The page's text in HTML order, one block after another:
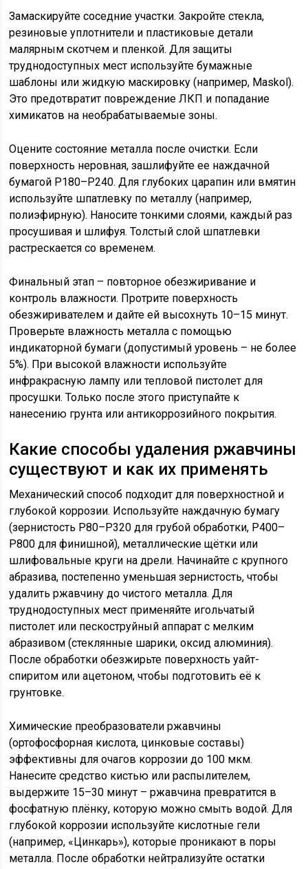
Замаскируйте соседние участки. Закройте стекла,
резиновые уплотнители и пластиковые детали
малярным скотчем и пленкой. Для защиты
труднодоступных мест используйте бумажные
шаблоны или жидкую маскировку (например, Maskol).
Это предотвратит повреждение ЛКП и попадание
химикатов на необрабатываемые зоны.
Оцените состояние металла после очистки. Если
поверхность неровная, зашлифуйте ее наждачной
бумагой P180–P240. Для глубоких царапин или вмятин
используйте шпатлевку по металлу (например,
полиэфирную). Наносите тонкими слоями, каждый раз
просушивая и шлифуя. Толстый слой шпатлевки
растрескается со временем.
Финальный этап – повторное обезжиривание и
контроль влажности. Протрите поверхность
обезжиривателем и дайте ей высохнуть 10–15 минут.
Проверьте влажность металла с помощью
индикаторной бумаги (допустимый уровень – не более
5%). При высокой влажности используйте
инфракрасную лампу или тепловой пистолет для
просушки. Только после этого приступайте к
нанесению грунта или антикоррозийного покрытия.
Какие способы удаления ржавчины
существуют и как их применять
Механический способ подходит для поверхностной и
глубокой коррозии. Используйте наждачную бумагу
(зернистость P80–P320 для грубой обработки, P400–
P800 для финишной), металлические щётки или
шлифовальные круги на дрели. Начинайте с крупного
абразива, постепенно уменьшая зернистость, чтобы
удалить ржавчину до чистого металла. Для
труднодоступных мест применяйте игольчатый
пистолет или пескоструйный аппарат с мелким
абразивом (стеклянные шарики, оксид алюминия).
После обработки обезжирьте поверхность уайт-
спиритом или ацетоном, чтобы подготовить её к
грунтовке.
Химические преобразователи ржавчины
(ортофосфорная кислота, цинковые составы)
эффективны для очагов коррозии до 100 мкм.
Нанесите средство кистью или распылителем,
выдержите 15–30 минут – ржавчина превратится в
фосфатную плёнку, которую можно смыть водой. Для
глубокой коррозии используйте кислотные гели
(например, «Цинкарь»), которые проникают в поры
металла. После обработки нейтрализуйте остатки